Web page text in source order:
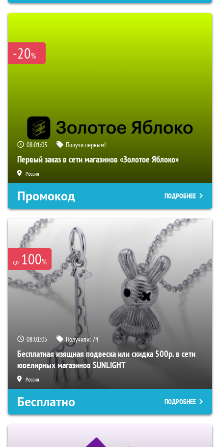
-20%
08:01:04 Получи первым!
Первый заказ в сети магазинов «Золотое Яблоко»
Россия
Промокод ПОДРОБНЕЕ
до 100%
08:01:04 Получили:74
Бесплатная изящная подвеска или скидка 500р. в сети
ювелирных магазинов SUNLIGHT
Россия
Бесплатно ПОДРОБНЕЕ